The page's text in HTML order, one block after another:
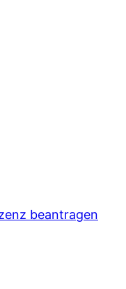
beantragen